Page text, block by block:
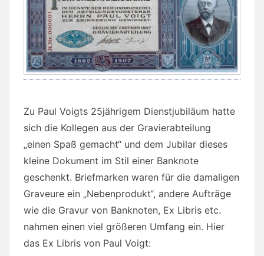
Zu Paul Voigts 25jährigem Dienstjubiläum hatte
sich die Kollegen aus der Gravierabteilung
„einen Spaß gemacht“ und dem Jubilar dieses
kleine Dokument im Stil einer Banknote
geschenkt. Briefmarken waren für die damaligen
Graveure ein „Nebenprodukt“, andere Aufträge
wie die Gravur von Banknoten, Ex Libris etc.
nahmen einen viel größeren Umfang ein. Hier
das Ex Libris von Paul Voigt: